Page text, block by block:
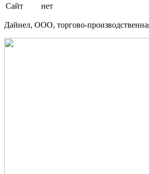
Сайт
нет
Дайнел, ООО, торгово-